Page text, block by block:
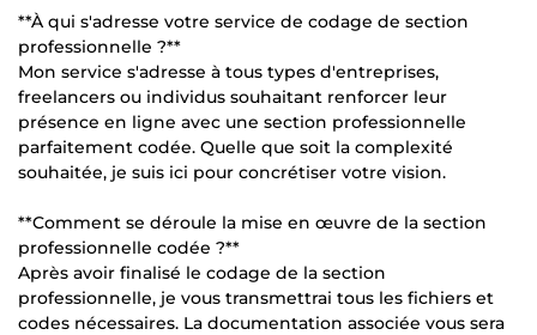
**À qui s'adresse votre service de codage de section
professionnelle ?**
Mon service s'adresse à tous types d'entreprises,
freelancers ou individus souhaitant renforcer leur
présence en ligne avec une section professionnelle
parfaitement codée. Quelle que soit la complexité
souhaitée, je suis ici pour concrétiser votre vision.
**Comment se déroule la mise en œuvre de la section
professionnelle codée ?**
Après avoir finalisé le codage de la section
professionnelle, je vous transmettrai tous les fichiers et
codes nécessaires. La documentation associée vous sera